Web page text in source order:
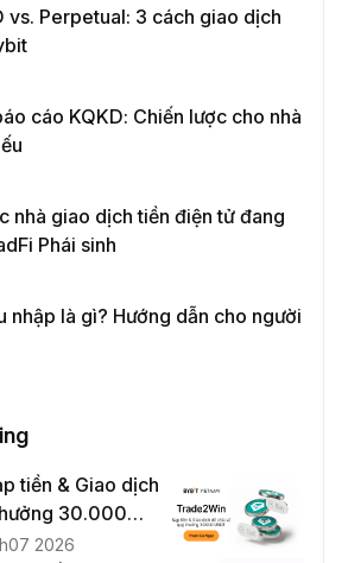
vs. Perpetual: 3 cách giao dịch
cáo KQKD: Chiến lược cho nhà
nhà giao dịch tiền điện tử đang
Phái sinh
nhập là gì? Hướng dẫn cho người
tiền & Giao dịch
30.000
2026